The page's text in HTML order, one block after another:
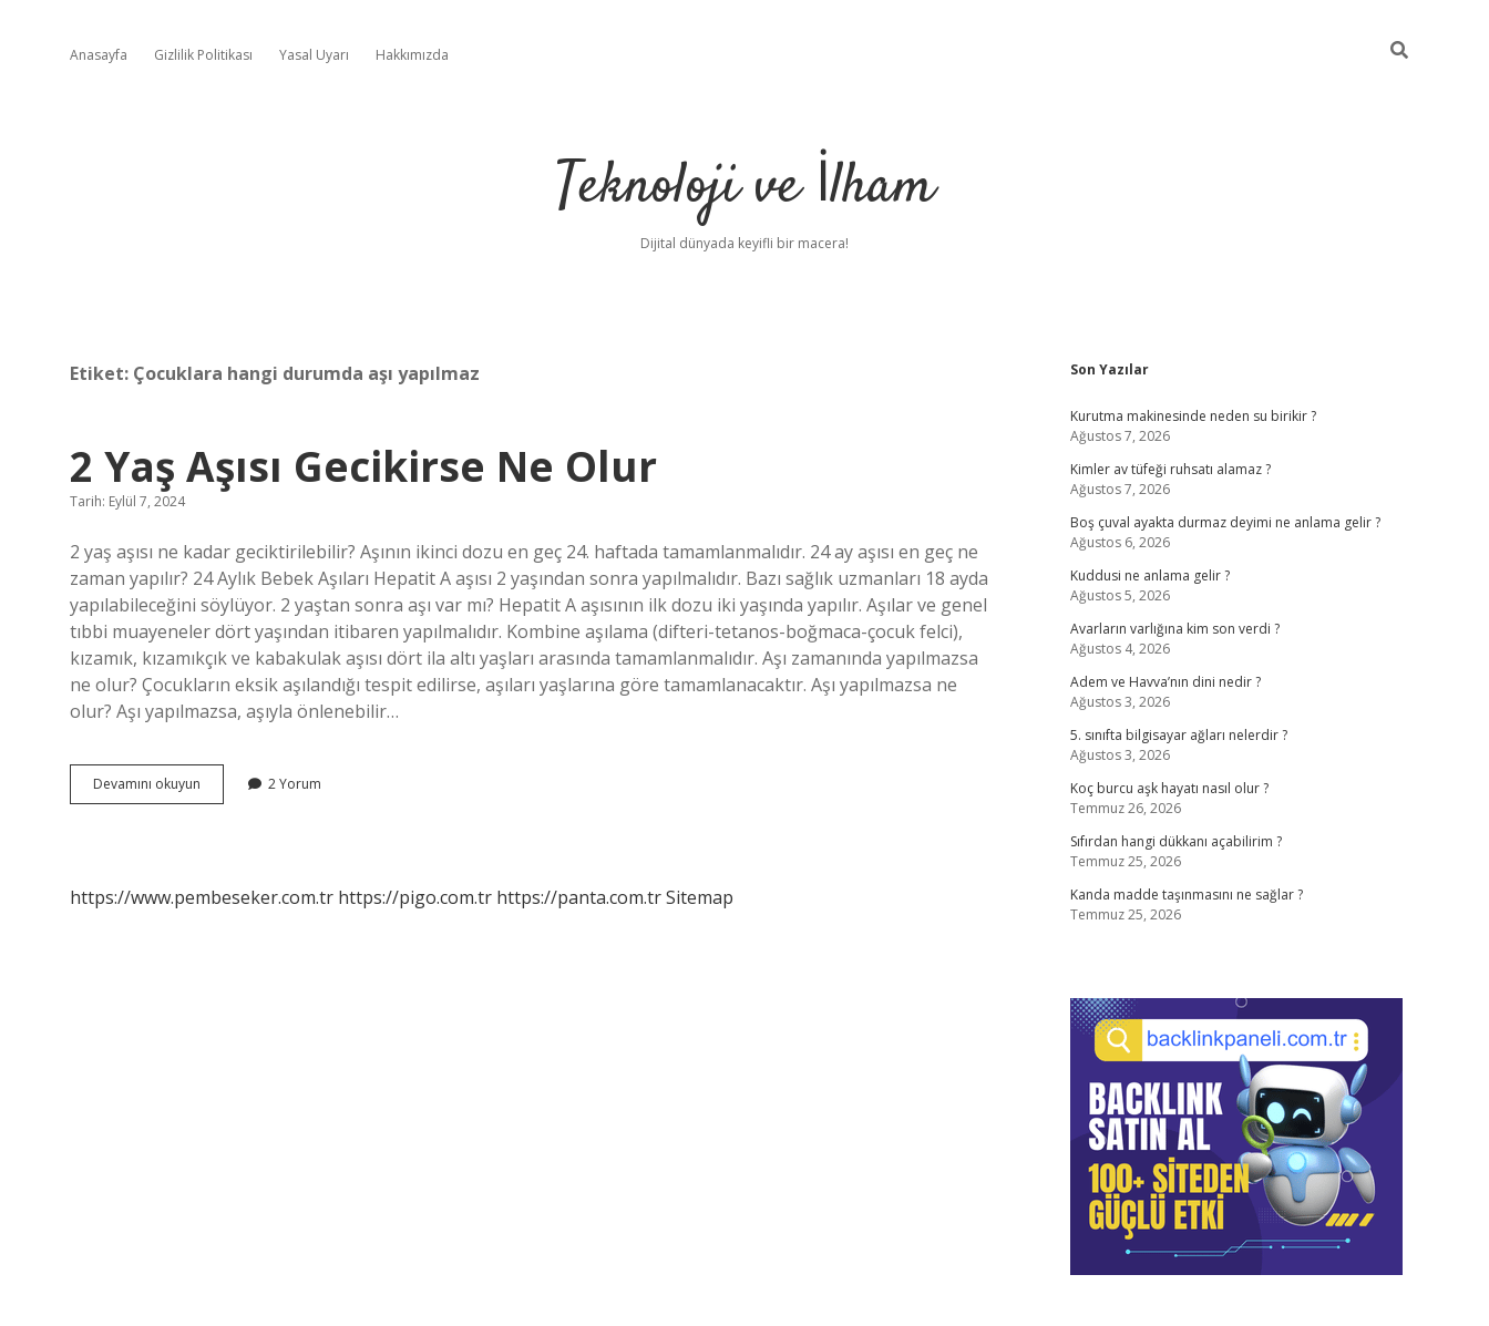
Anasayfa Gizlilik Politikası Yasal Uyarı Hakkımızda
Teknoloji ve İlham
Dijital dünyada keyifli bir macera!
Etiket: Çocuklara hangi durumda aşı yapılmaz
2 Yaş Aşısı Gecikirse Ne Olur
Tarih: Eylül 7, 2024
2 yaş aşısı ne kadar geciktirilebilir? Aşının ikinci dozu en geç 24. haftada tamamlanmalıdır. 24 ay aşısı en geç ne
zaman yapılır? 24 Aylık Bebek Aşıları Hepatit A aşısı 2 yaşından sonra yapılmalıdır. Bazı sağlık uzmanları 18 ayda
yapılabileceğini söylüyor. 2 yaştan sonra aşı var mı? Hepatit A aşısının ilk dozu iki yaşında yapılır. Aşılar ve genel
tıbbi muayeneler dört yaşından itibaren yapılmalıdır. Kombine aşılama (difteri-tetanos-boğmaca-çocuk felci),
kızamık, kızamıkçık ve kabakulak aşısı dört ila altı yaşları arasında tamamlanmalıdır. Aşı zamanında yapılmazsa
ne olur? Çocukların eksik aşılandığı tespit edilirse, aşıları yaşlarına göre tamamlanacaktır. Aşı yapılmazsa ne
olur? Aşı yapılmazsa, aşıyla önlenebilir…
Devamını okuyun
Yaş
2 Yorum
https://www.pembeseker.com.tr https://pigo.com.tr https://panta.com.trSitemap
Sidebar
Son Yazılar
Kurutma makinesinde neden su birikir ?
Ağustos 7, 2026
Kimler av tüfeği ruhsatı alamaz ?
Ağustos 7, 2026
Boş çuval ayakta durmaz deyimi ne anlama gelir ?
Ağustos 6, 2026
Kuddusi ne anlama gelir ?
Ağustos 5, 2026
Avarların varlığına kim son verdi ?
Ağustos 4, 2026
Adem ve Havva’nın dini nedir ?
Ağustos 3, 2026
5. sınıfta bilgisayar ağları nelerdir ?
Ağustos 3, 2026
Koç burcu aşk hayatı nasıl olur ?
Temmuz 26, 2026
Sıfırdan hangi dükkanı açabilirim ?
Temmuz 25, 2026
Kanda madde taşınmasını ne sağlar ?
Temmuz 25, 2026